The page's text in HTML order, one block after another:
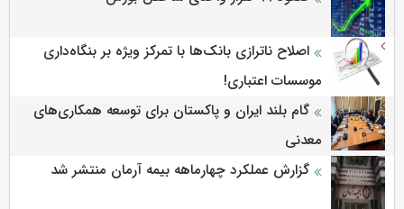
اصلاح ناترازی بانک‌ها با تمرکز ویژه بر بنگاه‌داری
موسسات اعتباری!
گام بلند ایران و پاکستان برای توسعه همکاری‌های
معدنی
گزارش عملکرد چهارماهه بیمه آرمان منتشر شد